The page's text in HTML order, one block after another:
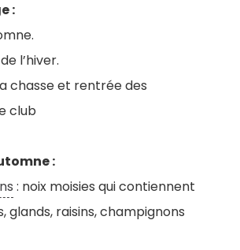
:
l’hiver.
chasse et rentrée des
club
:
: noix moisies qui contiennent
glands, raisins, champignons